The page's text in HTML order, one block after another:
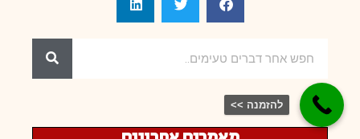
להזמנה >>